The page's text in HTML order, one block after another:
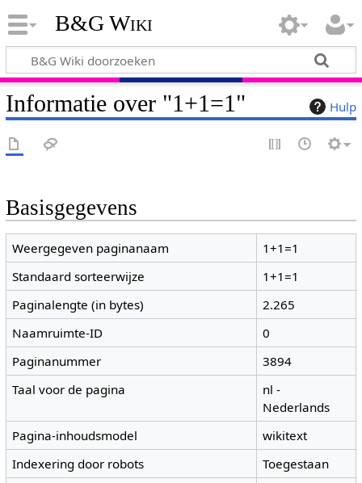
B&G Wiki
Hulp
Informatie over "1+1=1"
Basisgegevens
Weergegeven paginanaam
1+1=1
Standaard sorteerwijze
1+1=1
Paginalengte (in bytes)
2.265
Naamruimte-ID
0
Paginanummer
3894
Taal voor de pagina
nl -
Nederlands
Pagina-inhoudsmodel
wikitext
Indexering door robots
Toegestaan